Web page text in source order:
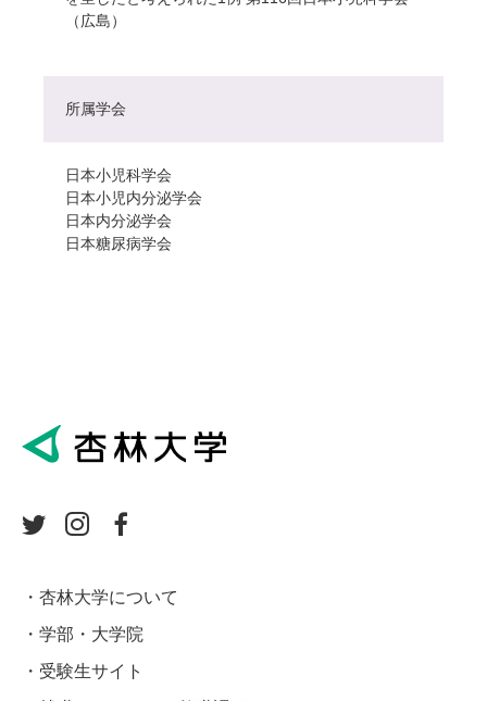
（広島）
所属学会
日本小児科学会
日本小児内分泌学会
日本内分泌学会
日本糖尿病学会
杏林大学について
学部・大学院
受験生サイト